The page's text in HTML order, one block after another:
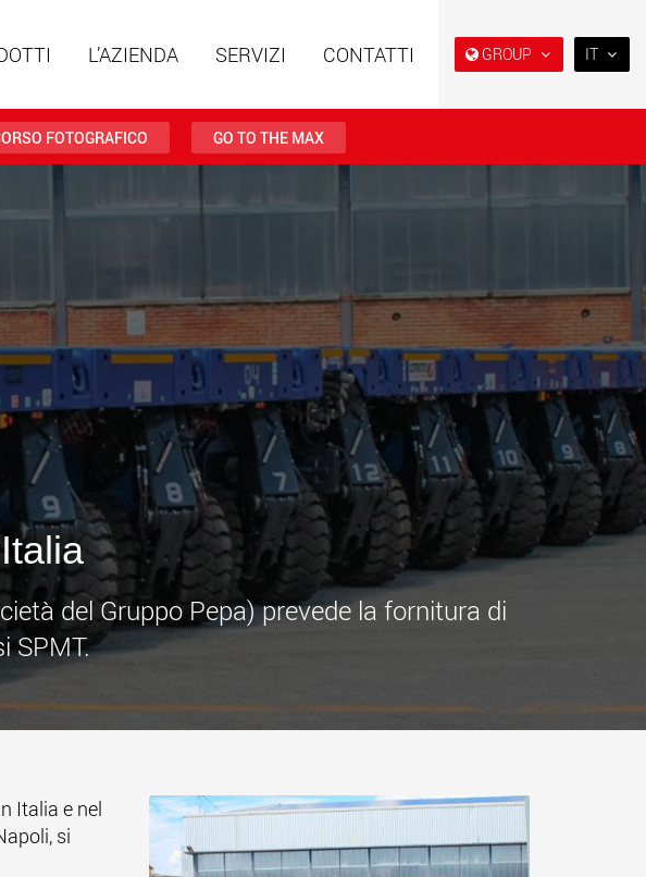
GROUP
struttura modulare per
Rimorchi speciali per portate
da 20 t fino a 500 t
www.faymonville.com
Veicoli elettrici a batteria con
capacità di carico a partire
da 5 t
www.morello.eu.com
Veicoli elettrici per il
trasporto di carichi leggeri
negli Stati Uniti
www.morello.us.com
SPMT e veicoli industriali per
portate fino a 25.000 t e oltre
www.cometto.com
IT
日本
(BR)
L’AZIENDA SERVIZI CONTATTI
FOTOGRAFICO GO TO THE MAX
del Gruppo Pepa) prevede la fornitura di
SPMT.
Italia e nel
si